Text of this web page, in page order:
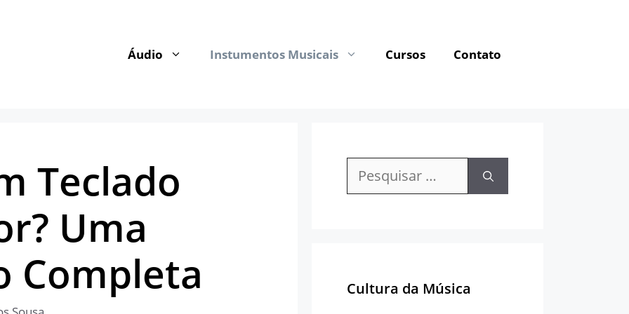
Áudio Instumentos Musicais Cursos Contato
Teclado
Uma
Completa
Pesquisar
Cultura da Música